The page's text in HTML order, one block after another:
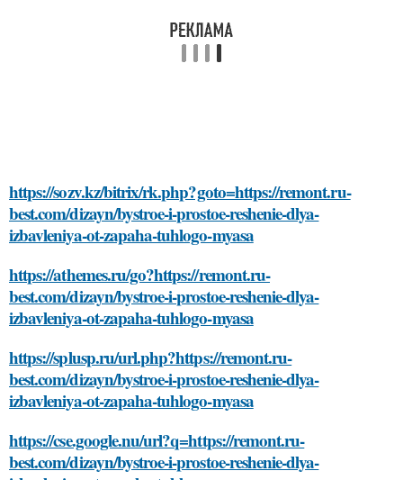
https://sozv.kz/bitrix/rk.php?goto=https://remont.ru-
best.com/dizayn/bystroe-i-prostoe-reshenie-dlya-
izbavleniya-ot-zapaha-tuhlogo-myasa
https://athemes.ru/go?https://remont.ru-
best.com/dizayn/bystroe-i-prostoe-reshenie-dlya-
izbavleniya-ot-zapaha-tuhlogo-myasa
https://splusp.ru/url.php?https://remont.ru-
best.com/dizayn/bystroe-i-prostoe-reshenie-dlya-
izbavleniya-ot-zapaha-tuhlogo-myasa
https://cse.google.nu/url?q=https://remont.ru-
best.com/dizayn/bystroe-i-prostoe-reshenie-dlya-